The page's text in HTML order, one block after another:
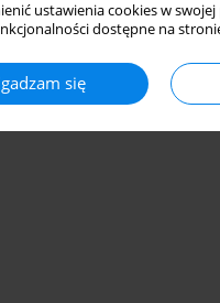
ustawienia cookies w
dostępne na
się